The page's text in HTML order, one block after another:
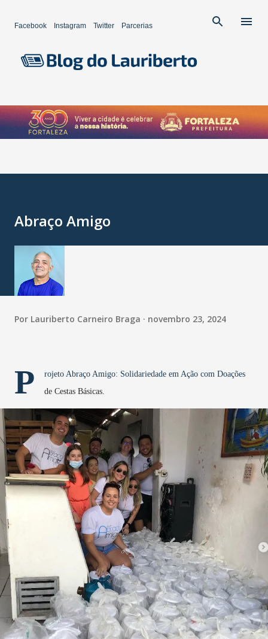
Facebook Instagram Twitter Parcerias
Abraço Amigo
Por Lauriberto Carneiro Braga novembro 23, 2024
P
rojeto Abraço Amigo: Solidariedade em Ação com Doações
de Cestas Básicas.